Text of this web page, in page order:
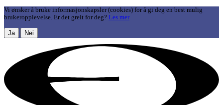
Vi ønsker å bruke informasjonskapsler (cookies) for å gi deg en best mulig
brukeropplevelse. Er det greit for deg? Les mer
Ja Nei